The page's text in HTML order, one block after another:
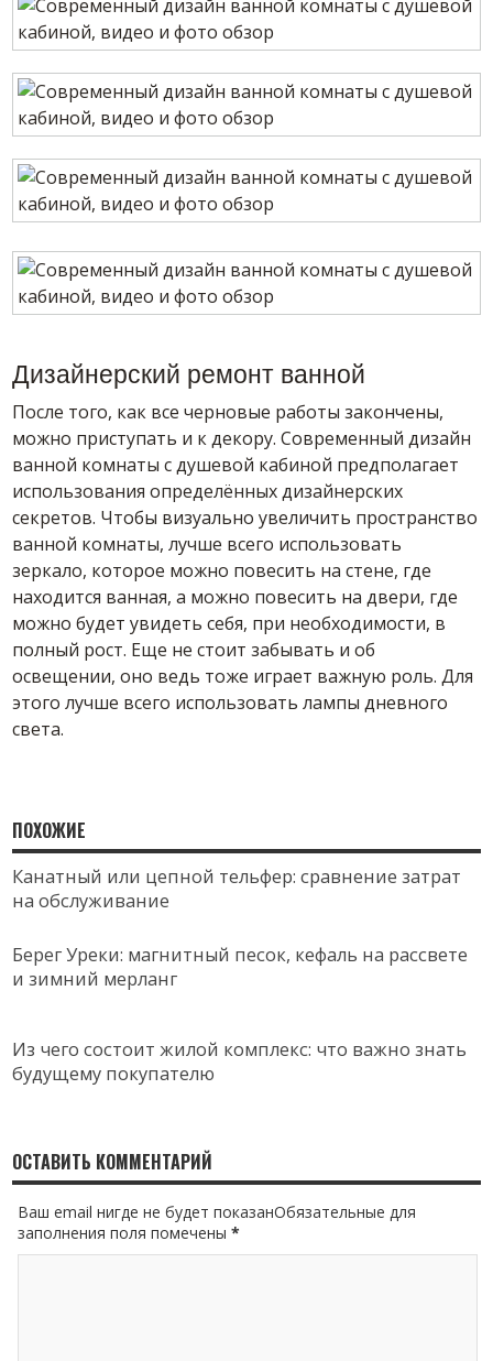
Дизайнерский ремонт ванной
После того, как все черновые работы закончены,
можно приступать и к декору. Современный дизайн
ванной комнаты с душевой кабиной предполагает
использования определённых дизайнерских
секретов. Чтобы визуально увеличить пространство
ванной комнаты, лучше всего использовать
зеркало, которое можно повесить на стене, где
находится ванная, а можно повесить на двери, где
можно будет увидеть себя, при необходимости, в
полный рост. Еще не стоит забывать и об
освещении, оно ведь тоже играет важную роль. Для
этого лучше всего использовать лампы дневного
света.
ПОХОЖИЕ
Канатный или цепной тельфер: сравнение затрат
на обслуживание
Берег Уреки: магнитный песок, кефаль на рассвете
и зимний мерланг
Из чего состоит жилой комплекс: что важно знать
будущему покупателю
ОСТАВИТЬ КОММЕНТАРИЙ
Ваш email нигде не будет показанОбязательные для
заполнения поля помечены*